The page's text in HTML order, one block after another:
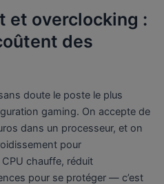
et overclocking :
des
doute le poste le plus
gaming. On accepte de
dans un processeur, et on
pour
chauffe, réduit
pour se protéger — c’est